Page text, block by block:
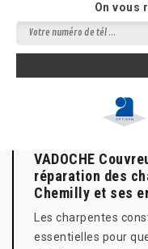
On vous
VADOCHE
réparation des
Chemilly et ses
Les charpentes
essentielles pour